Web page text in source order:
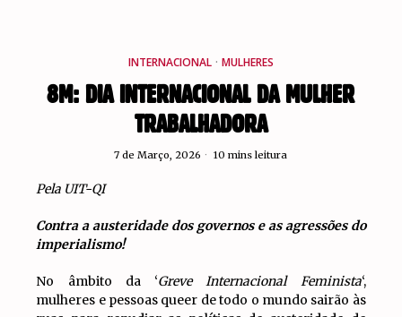
INTERNACIONAL · MULHERES
8M: DIA INTERNACIONAL DA MULHER
TRABALHADORA
7 de Março, 2026 10 mins leitura
Pela UIT-QI
Contra a austeridade dos governos e as agressões do
imperialismo!
No âmbito da ‘Greve Internacional Feminista‘,
mulheres e pessoas queer de todo o mundo sairão às